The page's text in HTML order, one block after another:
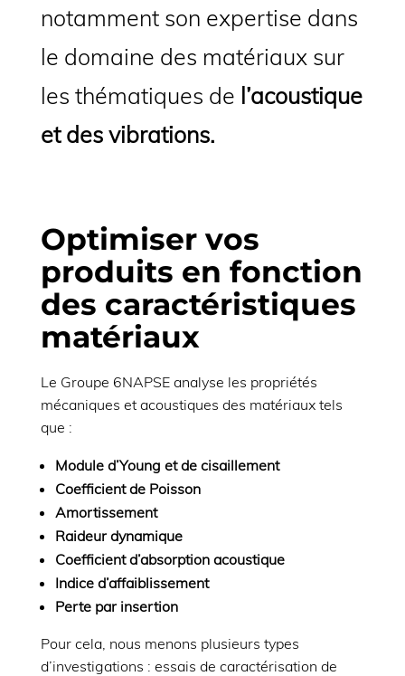
notamment son expertise dans
le domaine des matériaux sur
les thématiques de l’acoustique
et des vibrations.
Optimiser vos
produits en fonction
des caractéristiques
matériaux
Le Groupe 6NAPSE analyse les propriétés
mécaniques et acoustiques des matériaux tels
que :
Module d’Young et de cisaillement
Coefficient de Poisson
Amortissement
Raideur dynamique
Coefficient d’absorption acoustique
Indice d’affaiblissement
Perte par insertion
Pour cela, nous menons plusieurs types
d’investigations : essais de caractérisation de